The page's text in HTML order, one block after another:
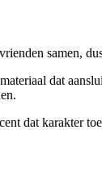
samen,
dat
dat karakter